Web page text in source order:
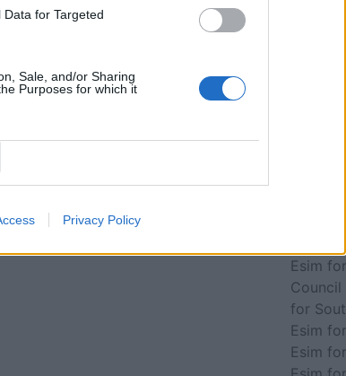
for Targeted
Sale, and/or Sharing
Purposes for which it
Privacy Policy
Esim
Esim
Esim
for
for
World
United
for
Esim
Council
for
Esim
Esim